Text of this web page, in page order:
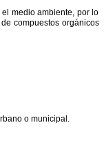
el medio ambiente, por lo
de compuestos orgánicos
o municipal.